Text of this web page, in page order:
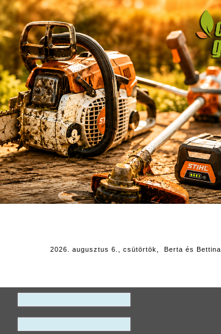
2026. augusztus 6., csütörtök, Berta és Bettina